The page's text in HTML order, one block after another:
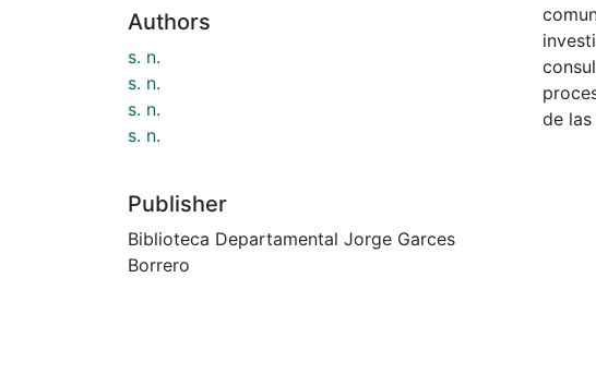
Authors
s. n.
s. n.
s. n.
s. n.
Publisher
Biblioteca Departamental Jorge Garces
Borrero
de las